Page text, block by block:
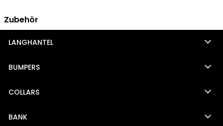
Zubehör
LANGHANTEL keyboard_arrow_down
BUMPERS keyboard_arrow_down
COLLARS keyboard_arrow_down
BANK keyboard_arrow_down